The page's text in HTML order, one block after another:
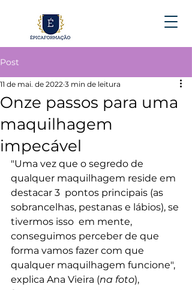
Post
Onze passos para uma
maquilhagem
impecável
11 de mai. de 2022 3 min de leitura
"Uma vez que o segredo de
qualquer maquilhagem reside em
destacar 3  pontos principais (as
sobrancelhas, pestanas e lábios), se
tivermos isso  em mente,
conseguimos perceber de que
forma vamos fazer com que
qualquer maquilhagem funcione",
explica Ana Vieira (na foto),